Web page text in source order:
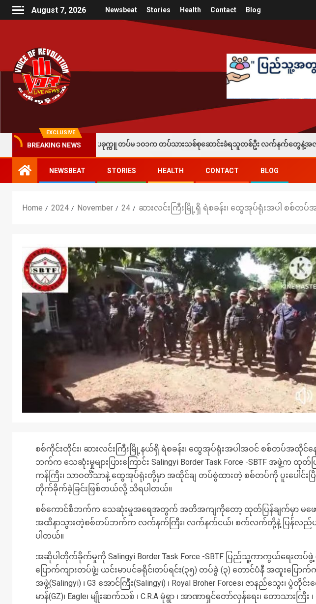
August 7, 2026 Newsbeat Stories Health Contact Blog
EXCLUSIVE
BREAKING NEWS
ာချီးမြှင့်၊ပခုက္ကူ တပ်မ ၁၀၁က တပ်သားသစ်စုဆောင်းခံရသူတစ်ဦး လက်နက်တွေနဲ့အလင်းဝင်လာလို့ သိန်း
NEWSBEAT STORIES HEALTH CONTACT BLOG
Home 2024 November 24 ဆားလင်းကြီးမြို့ရှိ ရဲစခန်း၊ ထွေအုပ်ရုံးအပါ စစ်တ
စစ်ကိုင်းတိုင်း၊ ဆားလင်းကြီးမြို့နယ်ရှိ ရဲစခန်း၊ ထွေအုပ်ရုံးအပါအဝင် စစ်တပ်အထို
ဘက်က သေဆုံးမှုများပြားကြောင်း Salingyi Border Task Force -SBTF အဖွဲ့က
ကန်ကြီး၊ သာဝတိံသာနဲ့‌ ထွေအုပ်ရုံးတို့မှာ အထိုင်ချ တပ်စွဲထားတဲ့ စစ်တပ်ကို ပူးပေါင်းပြီး
တိုက်ခိုက်ခဲ့ခြင်းဖြစ်တယ်လို့ သိရပါတယ်။
စစ်ကောင်စီဘက်က သေဆုံးမှုအရေအတွက် အတိအကျကိုတော့ ထုတ်ပြန်ချက်မှာ မဖော်
အထိနာသွားတဲ့စစ်တပ်ဘက်က လက်နက်ကြီး၊ လက်နက်ငယ်၊ စက်လက်တို့နဲ့ ပြန်လည်ပ
ပါတယ်။
အဆိုပါတိုက်ခိုက်မှုကို Salingyi Border Task Force -SBTF ပြည်သူ့ကာကွယ်ရေးတ
ပြောက်ကျားတပ်ဖွဲ့၊ ယင်းမာပင်ခရိုင်၊တပ်ရင်း(၃၅) တပ်ခွဲ (၃) တောင်ပံနီ အထူးပြော
အဖွဲ့(Salingyi) ၊ G3 အောင်ကြီး(Salingyi) ၊ Royal Broher Forces၊ ဇာနည်သွေး၊ ပွဲ
မာန်(GZ)၊ Eagle၊ မျိုးဆက်သစ် ၊ C.R.A မုံရွာ ၊ အာဏာရှင်တော်လှန်ရေး၊ တောသားကြီး